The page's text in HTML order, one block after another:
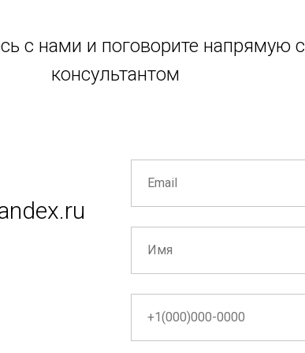
с нами и поговорите напрямую с
консультантом